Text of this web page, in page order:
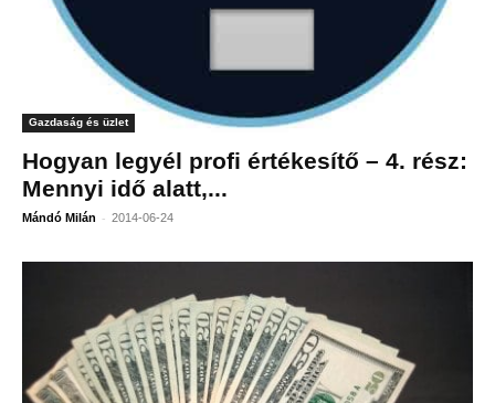
Gazdaság és üzlet
Hogyan legyél profi értékesítő – 4. rész:
Mennyi idő alatt,...
Mándó Milán - 2014-06-24